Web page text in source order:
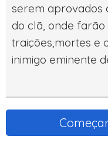
serem aprovados
do clã, onde
traições,mortes e
inimigo eminente